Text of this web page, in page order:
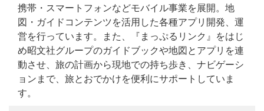
携帯・スマートフォンなどモバイル事業を展開。地
図・ガイドコンテンツを活用した各種アプリ開発、運
営を行っています。また、『まっぷるリンク』をはじ
め昭文社グループのガイドブックや地図とアプリを連
動させ、旅の計画から現地での持ち歩き、ナビゲーシ
ョンまで、旅とおでかけを便利にサポートしていま
す。